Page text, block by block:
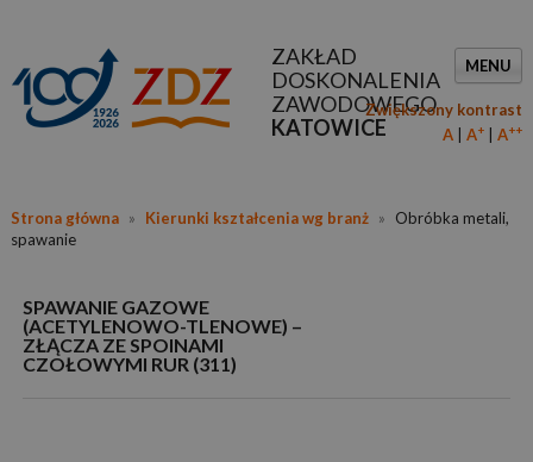
ZAKŁAD
DOSKONALENIA
ZAWODOWEGO
KATOWICE
MENU
Zwiększony kontrast
A
A+ A++
Strona główna » Kierunki kształcenia wg branż »
Obróbka metali,
spawanie
SPAWANIE GAZOWE
(ACETYLENOWO-TLENOWE) –
ZŁĄCZA ZE SPOINAMI
CZOŁOWYMI RUR (311)